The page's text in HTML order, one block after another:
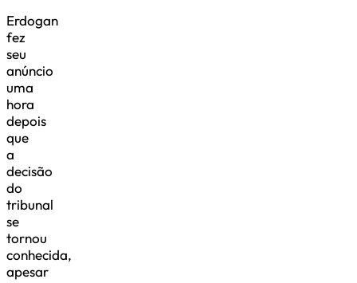
Erdogan
fez
seu
anúncio
uma
hora
depois
que
a
decisão
do
tribunal
se
tornou
conhecida,
apesar